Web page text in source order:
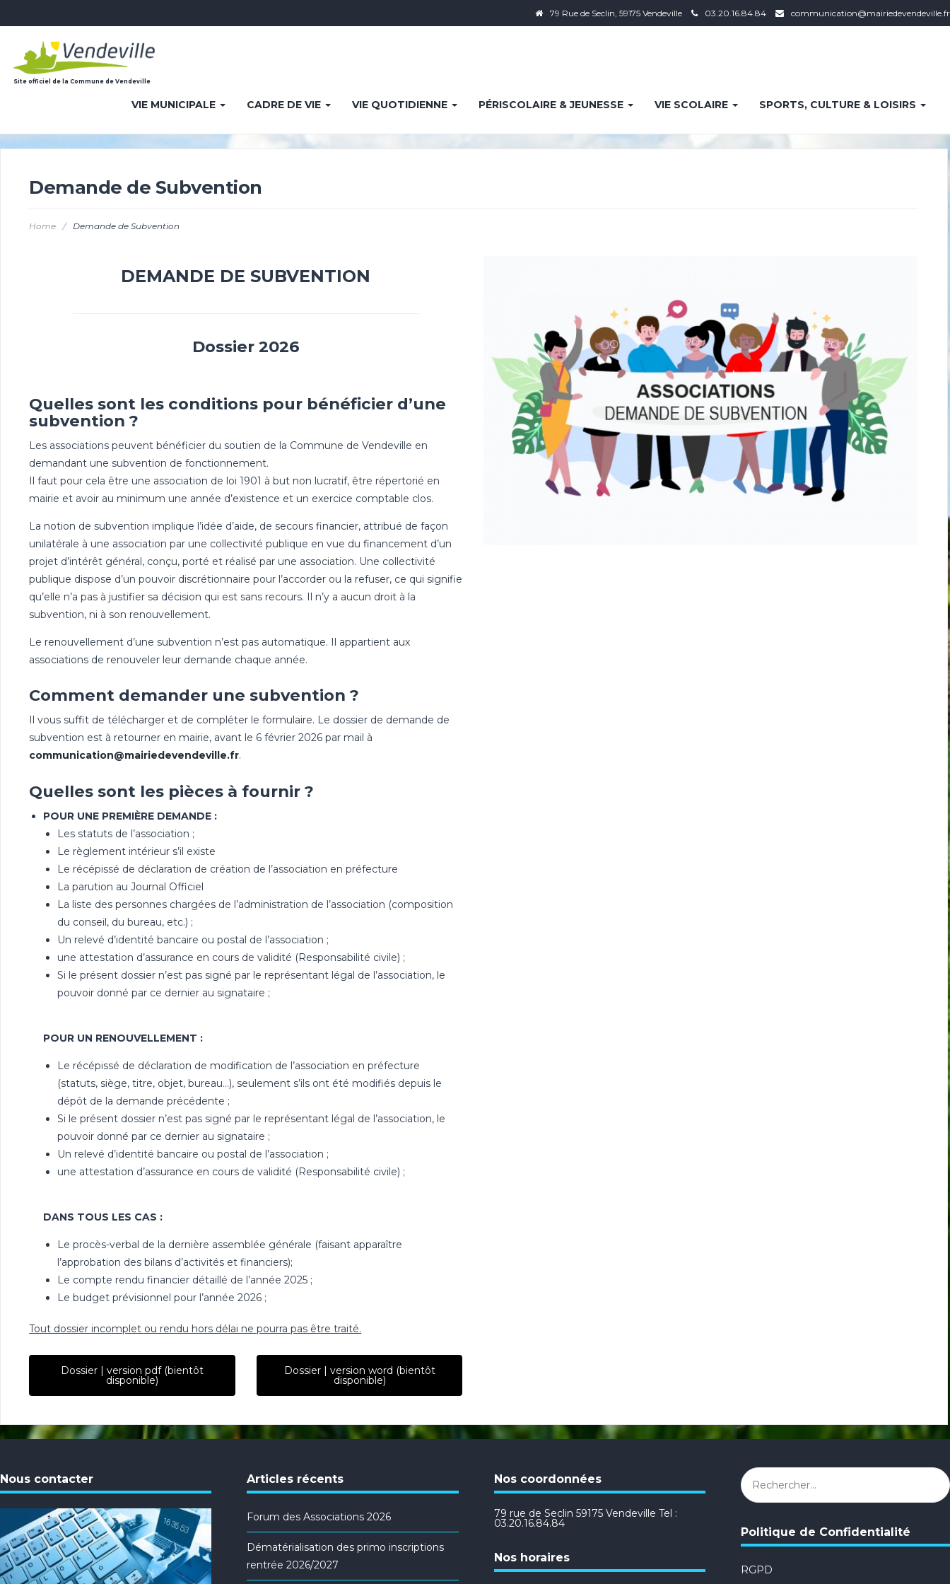
79 Rue de Seclin, 59175 Vendeville 03.20.16.84.84 communication@mairiedevendeville.fr
Site officiel de la Commune de Vendeville
VIE MUNICIPALE CADRE DE VIE VIE QUOTIDIENNE PÉRISCOLAIRE & JEUNESSE VIE SCOLAIRE SPORTS, CULTURE & LOISIRS
Demande de Subvention
Home / Demande de Subvention
DEMANDE DE SUBVENTION
Dossier 2026
Quelles sont les conditions pour bénéficier d’une
subvention ?
Les associations peuvent bénéficier du soutien de la Commune de Vendeville en
demandant une subvention de fonctionnement.
Il faut pour cela être une association de loi 1901 à but non lucratif, être répertorié en
mairie et avoir au minimum une année d’existence et un exercice comptable clos.
La notion de subvention implique l’idée d’aide, de secours financier, attribué de façon
unilatérale à une association par une collectivité publique en vue du financement d’un
projet d’intérêt général, conçu, porté et réalisé par une association. Une collectivité
publique dispose d’un pouvoir discrétionnaire pour l’accorder ou la refuser, ce qui signifie
qu’elle n’a pas à justifier sa décision qui est sans recours. Il n’y a aucun droit à la
subvention, ni à son renouvellement.
Le renouvellement d’une subvention n’est pas automatique. Il appartient aux
associations de renouveler leur demande chaque année.
Comment demander une subvention ?
Il vous suffit de télécharger et de compléter le formulaire. Le dossier de demande de
subvention est à retourner en mairie, avant le 6 février 2026 par mail à
communication@mairiedevendeville.fr.
Quelles sont les pièces à fournir ?
POUR UNE PREMIÈRE DEMANDE :
Les statuts de l’association ;
Le règlement intérieur s’il existe
Le récépissé de déclaration de création de l’association en préfecture
La parution au Journal Officiel
La liste des personnes chargées de l’administration de l’association (composition
du conseil, du bureau, etc.) ;
Un relevé d’identité bancaire ou postal de l’association ;
une attestation d’assurance en cours de validité (Responsabilité civile) ;
Si le présent dossier n’est pas signé par le représentant légal de l’association, le
pouvoir donné par ce dernier au signataire ;
POUR UN RENOUVELLEMENT :
Le récépissé de déclaration de modification de l’association en préfecture
(statuts, siège, titre, objet, bureau…), seulement s’ils ont été modifiés depuis le
dépôt de la demande précédente ;
Si le présent dossier n’est pas signé par le représentant légal de l’association, le
pouvoir donné par ce dernier au signataire ;
Un relevé d’identité bancaire ou postal de l’association ;
une attestation d’assurance en cours de validité (Responsabilité civile) ;
DANS TOUS LES CAS :
Le procès-verbal de la dernière assemblée générale (faisant apparaître
l’approbation des bilans d’activités et financiers);
Le compte rendu financier détaillé de l’année 2025 ;
Le budget prévisionnel pour l’année 2026 ;
Tout dossier incomplet ou rendu hors délai ne pourra pas être traité.
Dossier | version pdf (bientôt
disponible)
Dossier | version word (bientôt
disponible)
Nous contacter Articles récents
Forum des Associations 2026
Dématérialisation des primo inscriptions
rentrée 2026/2027
Nos coordonnées
79 rue de Seclin 59175 Vendeville Tel :
03.20.16.84.84
Nos horaires
Rechercher :
Politique de Confidentialité
RGPD